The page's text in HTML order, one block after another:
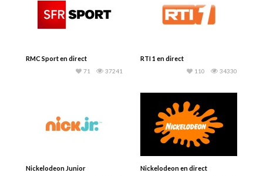
RMC Sport en direct
37241
71
RTI 1 en direct
34330
110
Nickelodeon Junior Nickelodeon en direct